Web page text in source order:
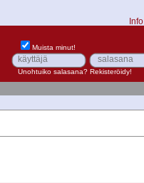
Info
Muista minut!
Unohtuiko salasana? Rekisteröidy!